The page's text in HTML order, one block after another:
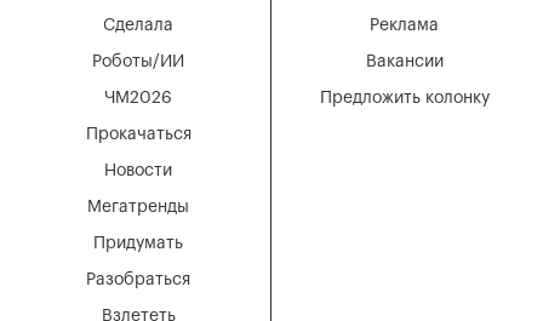
Мегатренды
Придумать
Разобраться
Взлететь
Новости
Сделала
Роботы/ИИ
ЧМ2026
Прокачаться
Вакансии
Реклама
Предложить колонку